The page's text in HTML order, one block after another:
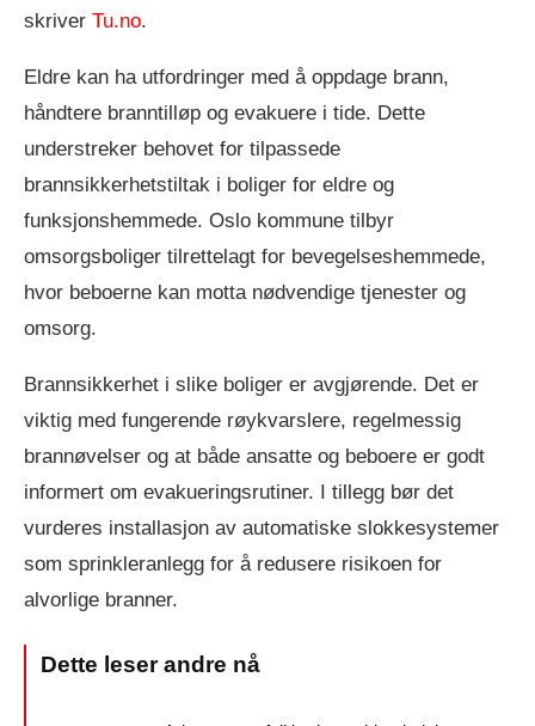
skriver Tu.no.
Eldre kan ha utfordringer med å oppdage brann,
håndtere branntilløp og evakuere i tide. Dette
understreker behovet for tilpassede
brannsikkerhetstiltak i boliger for eldre og
funksjonshemmede. Oslo kommune tilbyr
omsorgsboliger tilrettelagt for bevegelseshemmede,
hvor beboerne kan motta nødvendige tjenester og
omsorg.
Brannsikkerhet i slike boliger er avgjørende. Det er
viktig med fungerende røykvarslere, regelmessig
brannøvelser og at både ansatte og beboere er godt
informert om evakueringsrutiner. I tillegg bør det
vurderes installasjon av automatiske slokkesystemer
som sprinkleranlegg for å redusere risikoen for
alvorlige branner.